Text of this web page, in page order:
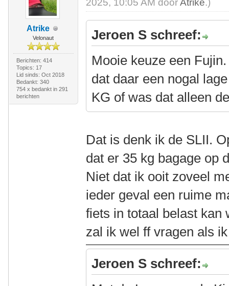
Atrike
Velonaut
Berichten: 414
Topics: 17
Lid sinds: Oct 2018
Bedankt: 340
754 x bedankt in 291
berichten
2025, 10:05 AM doorAtrike.)
Jeroen S schreef:
Mooie keuze een
dat daar een nogal
KG of was dat alleen
Dat is denk ik de SLII.
dat er 35 kg bagage op
Niet dat ik ooit zoveel
ieder geval een ruime
fiets in totaal belast kan
zal ik wel ff vragen als
Jeroen S schreef: